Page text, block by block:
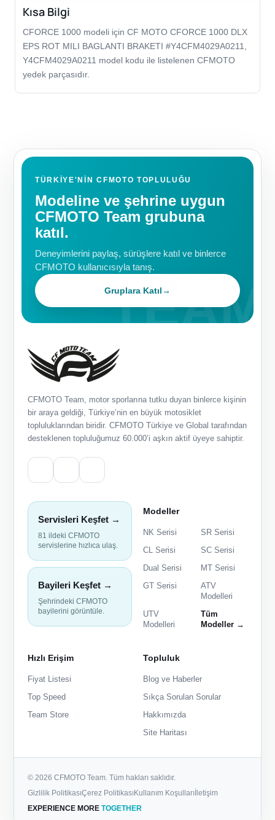
Kısa Bilgi
CFORCE 1000 modeli için CF MOTO CFORCE 1000 DLX
EPS ROT MILI BAGLANTI BRAKETI #Y4CFM4029A0211,
Y4CFM4029A0211 model kodu ile listelenen CFMOTO
yedek parçasıdır.
TÜRKIYE'NIN CFMOTO TOPLULUĞU
Modeline ve şehrine uygun
CFMOTO Team grubuna
katıl.
Deneyimlerini paylaş, sürüşlere katıl ve binlerce
CFMOTO kullanıcısıyla tanış.
Gruplara Katıl→
CFMOTO Team, motor sporlarına tutku duyan binlerce kişinin
bir araya geldiği, Türkiye’nin en büyük motosiklet
topluluklarından biridir. CFMOTO Türkiye ve Global tarafından
desteklenen topluluğumuz 60.000’i aşkın aktif üyeye sahiptir.
Servisleri Keşfet →
81 ildeki CFMOTO
servislerine hızlıca ulaş.
Bayileri Keşfet →
Şehrindeki CFMOTO
bayilerini görüntüle.
Modeller
NK Serisi
SR Serisi
CL Serisi
SC Serisi
Dual Serisi
MT Serisi
GT Serisi
ATV
Modelleri
UTV
Modelleri
Tüm
Modeller →
Hızlı Erişim
Fiyat Listesi
Top Speed
Team Store
Topluluk
Blog ve Haberler
Sıkça Sorulan Sorular
Hakkımızda
Site Haritası
© 2026 CFMOTO Team. Tüm hakları saklıdır.
Gizlilik PolitikasıÇerez PolitikasıKullanım Koşulları İletişim
EXPERIENCE MORE TOGETHER